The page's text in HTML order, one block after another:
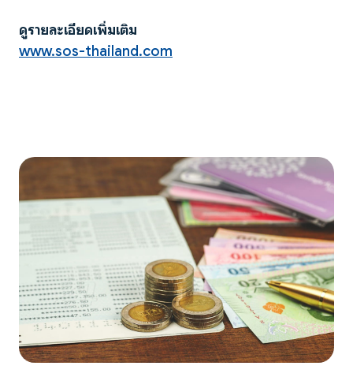
ดูรายละเอียดเพิ่มเติม
www.sos-thailand.com